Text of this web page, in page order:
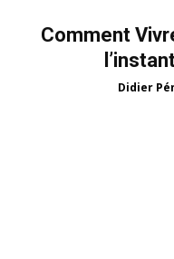
Comment
Didier